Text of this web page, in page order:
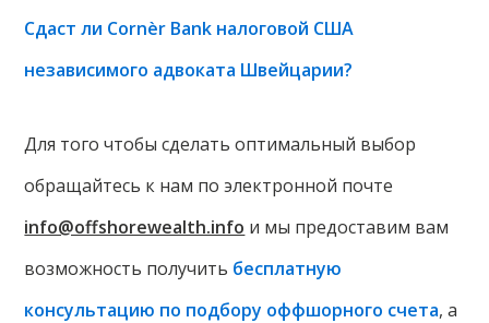
Сдаст ли Cornèr Bank налоговой США
независимого адвоката Швейцарии?
Для того чтобы сделать оптимальный выбор
обращайтесь к нам по электронной почте
info@offshorewealth.info и мы предоставим вам
возможность получить бесплатную
консультацию по подбору оффшорного счета, а